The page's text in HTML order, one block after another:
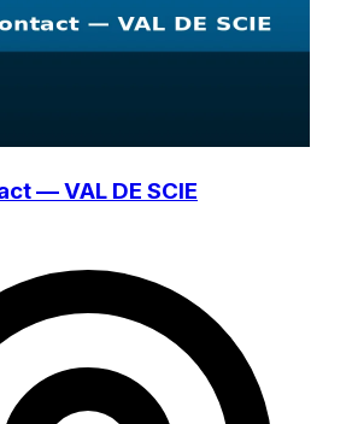
— VAL DE SCIE